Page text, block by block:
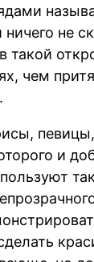
ничего не
такой
чем
и